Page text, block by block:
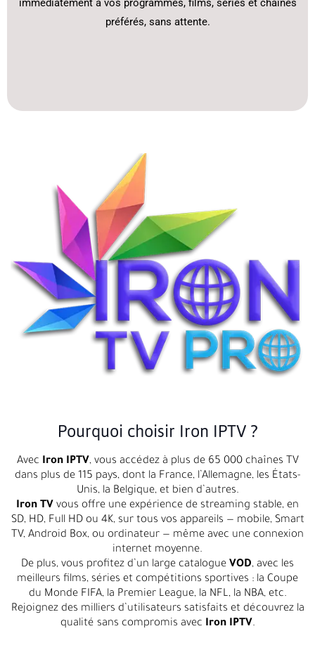
immédiatement à vos programmes, films, séries et chaînes
préférés, sans attente.
Pourquoi choisir Iron IPTV ?
Avec Iron IPTV, vous accédez à plus de 65 000 chaînes TV
dans plus de 115 pays, dont la France, l’Allemagne, les États-
Unis, la Belgique, et bien d’autres.
Iron TV vous offre une expérience de streaming stable, en
SD, HD, Full HD ou 4K, sur tous vos appareils — mobile, Smart
TV, Android Box, ou ordinateur — même avec une connexion
internet moyenne.
De plus, vous profitez d’un large catalogue VOD, avec les
meilleurs films, séries et compétitions sportives : la Coupe
du Monde FIFA, la Premier League, la NFL, la NBA, etc.
Rejoignez des milliers d’utilisateurs satisfaits et découvrez la
qualité sans compromis avec Iron IPTV.